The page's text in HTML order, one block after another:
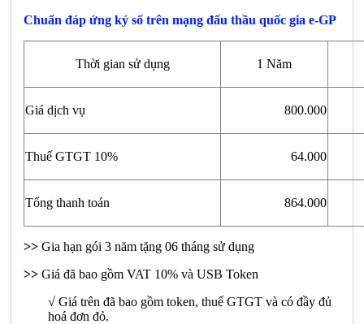
Chuẩn đáp ứng ký số trên mạng đấu thầu quốc gia e-GP
Thời gian sử dụng 1 Năm
Giá dịch vụ 800.000
Thuế GTGT 10% 64.000
Tổng thanh toán 864.000
>> Gia hạn gói 3 năm tặng 06 tháng sử dụng
>> Giá đã bao gồm VAT 10% và USB Token
√ Giá trên đã bao gồm token, thuế GTGT và có đầy đủ
hoá đơn đỏ.